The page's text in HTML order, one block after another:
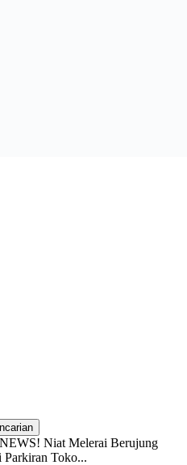
Niat Melerai Berujung
Toko...